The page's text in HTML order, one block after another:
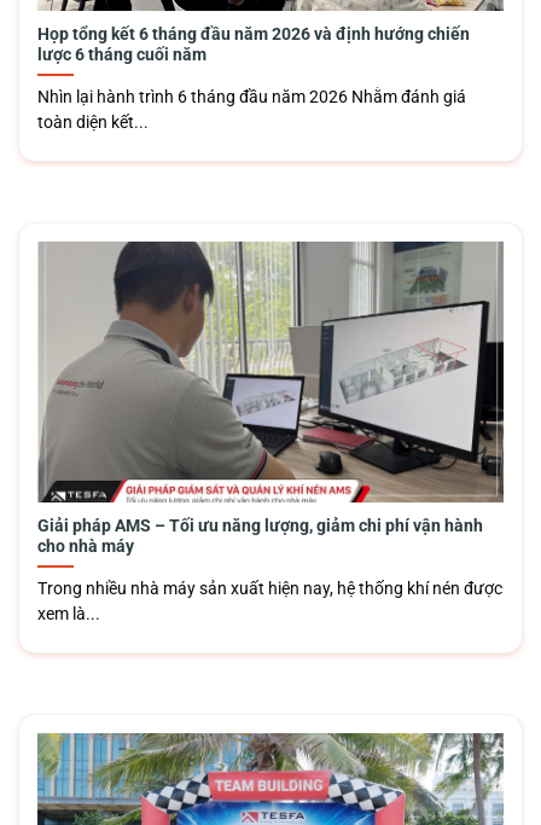
Họp tổng kết 6 tháng đầu năm 2026 và định hướng chiến
lược 6 tháng cuối năm
Nhìn lại hành trình 6 tháng đầu năm 2026 Nhằm đánh giá
toàn diện kết...
Giải pháp AMS – Tối ưu năng lượng, giảm chi phí vận hành
cho nhà máy
Trong nhiều nhà máy sản xuất hiện nay, hệ thống khí nén được
xem là...